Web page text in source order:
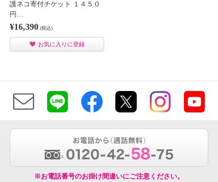
護ネコ寄付チケット １４５０
円…
¥16,390 (税込)
お気に入りに登録
※お電話番号のお掛け間違いにご注意ください。